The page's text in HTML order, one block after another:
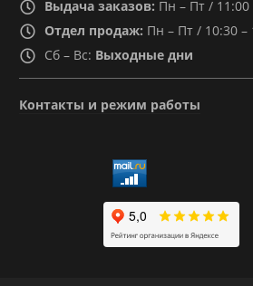
Выдача заказов: Пн – Пт / 11:00
Отдел продаж: Пн – Пт / 10:30 –
Сб – Вс: Выходные дни
Контакты и режим работы